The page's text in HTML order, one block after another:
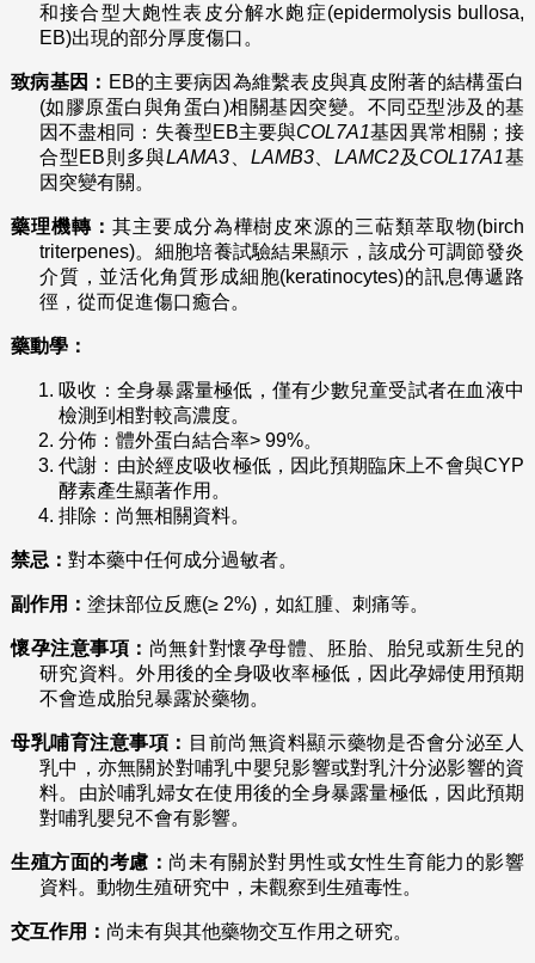
和接合型大皰性表皮分解水皰症(epidermolysis bullosa,
EB)出現的部分厚度傷口。
致病基因： EB的主要病因為維繫表皮與真皮附著的結構蛋白
(如膠原蛋白與角蛋白)相關基因突變。不同亞型涉及的基
因不盡相同：失養型EB主要與COL7A1基因異常相關；接
合型EB則多與LAMA3 LAMB3、 LAMC2及 COL17A1基
因突變有關。
藥理機轉： 其主要成分為樺樹皮來源的三萜類萃取物(birch
triterpenes)。細胞培養試驗結果顯示，該成分可調節發炎
介質，並活化角質形成細胞(keratinocytes)的訊息傳遞路
徑，從而促進傷口癒合。
藥動學：
吸收：全身暴露量極低，僅有少數兒童受試者在血液中
檢測到相對較高濃度。
分佈：體外蛋白結合率> 99%。
代謝：由於經皮吸收極低，因此預期臨床上不會與CYP
酵素產生顯著作用。
排除：尚無相關資料。
禁忌： 對本藥中任何成分過敏者。
副作用： 塗抹部位反應(≥ 2%)，如紅腫、刺痛等。
懷孕注意事項： 尚無針對懷孕母體、胚胎、胎兒或新生兒的
研究資料。外用後的全身吸收率極低，因此孕婦使用預期
不會造成胎兒暴露於藥物。
母乳哺育注意事項： 目前尚無資料顯示藥物是否會分泌至人
乳中，亦無關於對哺乳中嬰兒影響或對乳汁分泌影響的資
料。由於哺乳婦女在使用後的全身暴露量極低，因此預期
對哺乳嬰兒不會有影響。
生殖方面的考慮： 尚未有關於對男性或女性生育能力的影響
資料。動物生殖研究中，未觀察到生殖毒性。
交互作用： 尚未有與其他藥物交互作用之研究。